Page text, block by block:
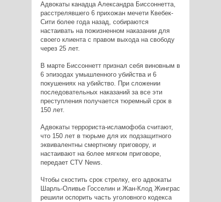
Адвокаты канадца Александра Биссоннетта,
расстрелявшего 6 прихожан мечети Квебек-
Сити более года назад, собираются
настаивать на пожизненном наказании для
своего клиента с правом выхода на свободу
через 25 лет.
В марте Биссоннетт признал себя виновным в
6 эпизодах умышленного убийства и 6
покушениях на убийство. При сложении
последовательных наказаний за все эти
преступления получается тюремный срок в
150 лет.
Адвокаты террориста-исламофоба считают,
что 150 лет в тюрьме для их подзащитного
эквивалентны смертному приговору, и
настаивают на более мягком приговоре,
передает CTV News.
Чтобы скостить срок стрелку, его адвокаты
Шарль-Оливье Госселин и Жан-Клод Жинграс
решили оспорить часть уголовного кодекса